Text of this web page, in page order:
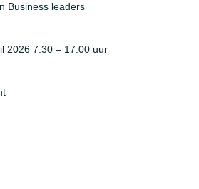
Business leaders
2026 7.30 – 17.00 uur